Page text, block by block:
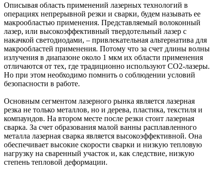
Описывая область применений лазерных технологий в
операциях непрерывной резки и сварки, будем называть ее
макрообластью применения. Представляемый волоконный
лазер, или высокоэффективный твердотельный лазер с
накачкой светодиодами, – привлекательная альтернатива для
макрообластей применения. Потому что за счет длины волны
излучения в диапазоне около 1 мкм их области применения
отличаются от тех, где традиционно используют CO2-лазеры.
Но при этом необходимо помнить о соблюдении условий
безопасности в работе.
Основным сегментом лазерного рынка является лазерная
резка не только металлов, но и дерева, пластика, текстиля и
компаундов. На втором месте после резки стоит лазерная
сварка. За счет образования малой ванны расплавленного
металла лазерная сварка является высокоэффективной. Она
обеспечивает высокие скорости сварки и низкую тепловую
нагрузку на сваренный участок и, как следствие, низкую
степень тепловой деформации.